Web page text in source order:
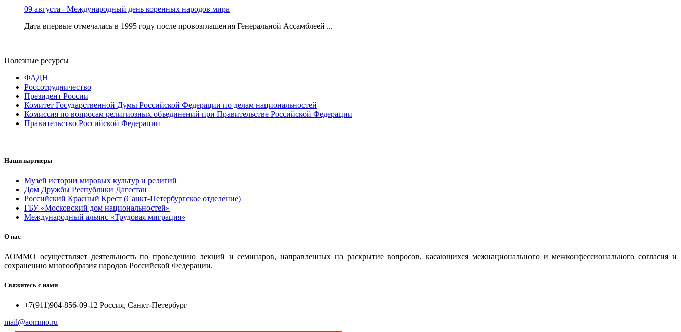
09 августа - Международный день коренных народов мира
Дата впервые отмечалась в 1995 году после провозглашения Генеральной Ассамблеей ...
Полезные ресурсы
ФАДН
Россотрудничество
Президент России
Комитет Государственной Думы Российской Федерации по делам национальностей
Комиссия по вопросам религиозных объединений при Правительстве Российской Федерации
Правительство Российской Федерации
Наши партнеры
Музей истории мировых культур и религий
Дом Дружбы Республики Дагестан
Российский Красный Крест (Санкт-Петербургское отделение)
ГБУ «Московский дом национальностей»
Международный альянс «Трудовая миграция»
О нас
АОММО осуществляет деятельность по проведению лекций и семинаров, направленных на раскрытие вопросов, касающихся межнационального и межконфессионального согласия и
сохранению многообразия народов Российской Федерации.
Свяжитесь с нами
+7(911)904-856-09-12 Россия, Санкт-Петербург
mail@aommo.ru